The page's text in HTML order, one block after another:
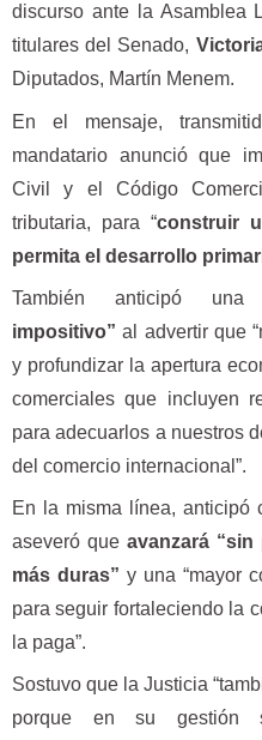
discurso ante la Asamblea
titulares del Senado,
Diputados, Martín Menem.
En el mensaje,
mandatario anunció que
Civil y el Código
tributaria, para “construir
permita el desarrollo
También anticipó una
impositivo” al advertir que
y profundizar la apertura
comerciales que incluyen
para adecuarlos a nuestros
del comercio internacional”.
En la misma línea, anticipó
aseveró que avanzará
más duras” y una “mayor
para seguir fortaleciendo la
la paga”.
Sostuvo que la Justicia
porque en su gestión